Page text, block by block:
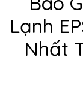
Lạnh
Nhất